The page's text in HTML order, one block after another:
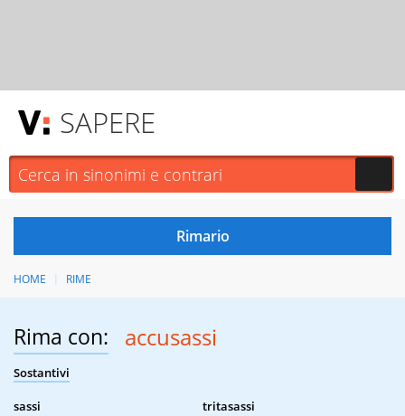
SAPERE
HOME RIME
Rima con: accusassi
Sostantivi
sassi
tritasassi